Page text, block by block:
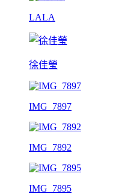
LALA
徐佳瑩
IMG_7897
IMG_7892
IMG_7895